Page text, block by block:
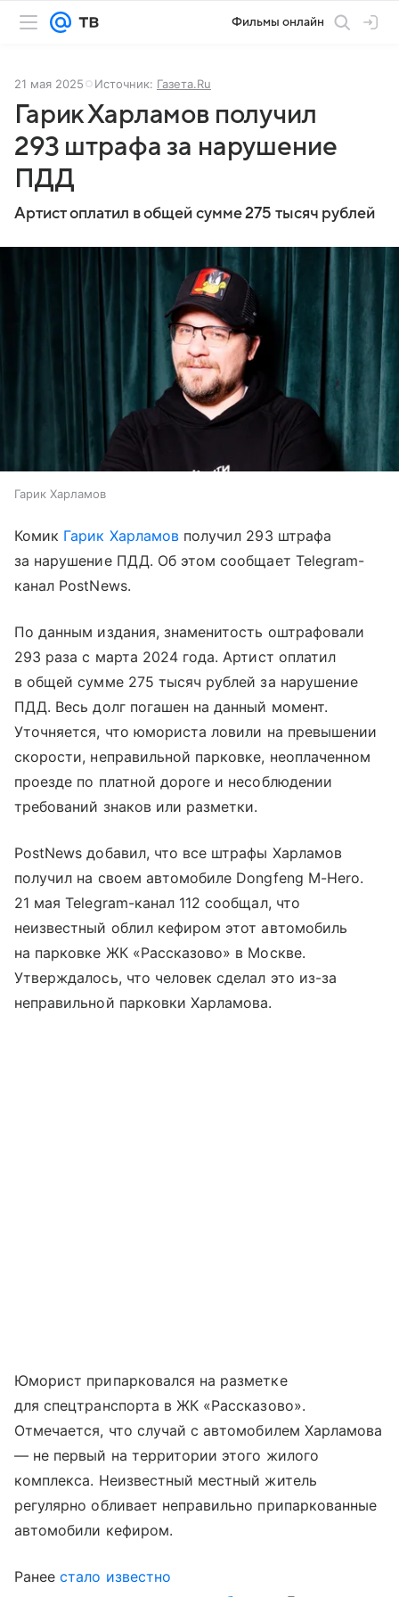
Фильмы онлайн
21 мая 2025 Источник: Газета.Ru
Гарик Харламов получил
293 штрафа за нарушение
ПДД
Артист оплатил в общей сумме 275 тысяч рублей
Гарик Харламов
Комик Гарик Харламовполучил 293 штрафа
за нарушение ПДД. Об этом сообщает Telegram-
канал PostNews.
По данным издания, знаменитость оштрафовали
293 раза с марта 2024 года. Артист оплатил
в общей сумме 275 тысяч рублей за нарушение
ПДД. Весь долг погашен на данный момент.
Уточняется, что юмориста ловили на превышении
скорости, неправильной парковке, неоплаченном
проезде по платной дороге и несоблюдении
требований знаков или разметки.
PostNews добавил, что все штрафы Харламов
получил на своем автомобиле Dongfeng M-Hero.
21 мая Telegram-канал 112 сообщал, что
неизвестный облил кефиром этот автомобиль
на парковке ЖК «Рассказово» в Москве.
Утверждалось, что человек сделал это из-за
неправильной парковки Харламова.
Юморист припарковался на разметке
для спецтранспорта в ЖК «Рассказово».
Отмечается, что случай с автомобилем Харламова
— не первый на территории этого жилого
комплекса. Неизвестный местный житель
регулярно обливает неправильно припаркованные
автомобили кефиром.
Ранеестало известно